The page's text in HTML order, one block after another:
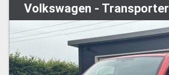
Volkswagen - Transporter